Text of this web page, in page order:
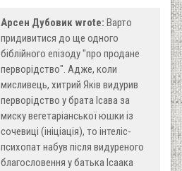
Арсен Дубовик wrote: Варто
придивитися до ще одного
біблійного епізоду "про продане
перворідство". Адже, коли
мисливець, хитрий Яків видурив
перворідство у брата Ісава за
миску вегетаріанської юшки із
сочевиці (ініціація), то інтеліс-
психопат набув після видуреного
благословення у батька Ісаака